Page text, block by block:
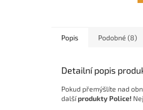
Popis Podobné (8)
Detailní popis
Pokud přemýšlíte nad
dalšíprodukty Police!